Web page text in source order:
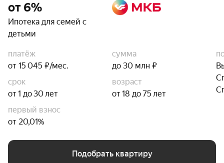
от 6%
Ипотека для семей с
детьми
платёж
от 15 045 ₽/мес.
сумма
до 30 млн ₽
срок
от 1 до 30 лет
возраст
от 18 до 75 лет
первый взнос
от 20,01%
Подобрать квартиру